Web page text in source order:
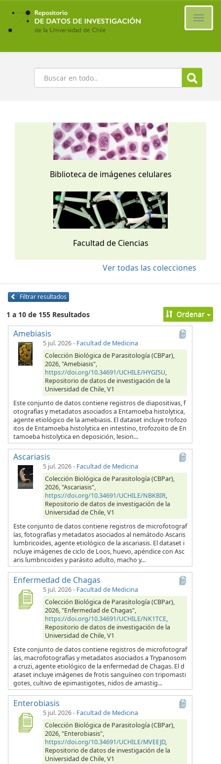
Ir
contenido
principal
Buscar
Biblioteca de imágenes celulares
Facultad de Ciencias
Ver todas las colecciones
Filtrar resultados
1 a 10 de 155 Resultados Ordenar
Amebiasis
5 jul. 2026- Facultad de Medicina
Colección Biológica de Parasitología (CBPar),
2026, "Amebiasis",
https://doi.org/10.34691/UCHILE/HYGI5U,
Repositorio de datos de investigación de la
Universidad de Chile, V1
Este conjunto de datos contiene registros de diapositivas, f
otografías y metadatos asociados a Entamoeba histolytica,
agente etiológico de la amebiasis. El dataset incluye trofozo
itos de Entamoeba histolytica en intestino, trofozoito de En
tamoeba histolytica en deposición, lesion...
Ascariasis
5 jul. 2026- Facultad de Medicina
Colección Biológica de Parasitología (CBPar),
2026, "Ascariasis",
https://doi.org/10.34691/UCHILE/NBKBIR,
Repositorio de datos de investigación de la
Universidad de Chile, V1
Este conjunto de datos contiene registros de microfotograf
ías, fotografías y metadatos asociados al nemátodo Ascaris
lumbricoides, agente etiológico de la ascariasis. El dataset i
ncluye imágenes de ciclo de Loos, huevo, apéndice con Asc
aris lumbricoides y parásito adulto, macho y...
Enfermedad de Chagas
5 jul. 2026- Facultad de Medicina
Colección Biológica de Parasitología (CBPar),
2026, "Enfermedad de Chagas",
https://doi.org/10.34691/UCHILE/NK1TCE,
Repositorio de datos de investigación de la
Universidad de Chile, V1
Este conjunto de datos contiene registros de microfotograf
ías, macrofotografías y metadatos asociados a Trypanosom
a cruzi, agente etiológico de la enfermedad de Chagas. El d
ataset incluye imágenes de frotis sanguíneo con tripomasti
gotes, cultivo de epimastigotes, nidos de amastig...
Enterobiasis
5 jul. 2026- Facultad de Medicina
Colección Biológica de Parasitología (CBPar),
2026, "Enterobiasis",
https://doi.org/10.34691/UCHILE/MVEEJD,
Repositorio de datos de investigación de la
Universidad de Chile, V1